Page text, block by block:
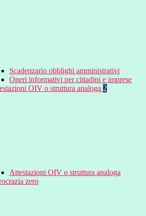
Scadenzario obblighi amministrativi
Oneri informativi per cittadini e imprese
OIV o struttura analoga 2
Attestazioni OIV o struttura analoga
zero